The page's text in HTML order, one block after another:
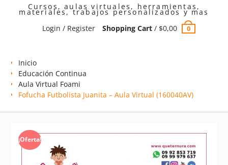
Cursos, aulas virtuales, herramientas,
materiales, trabajos personalizados y mas
Login / Register
Shopping Cart/ $0,00 0
Inicio
Educación Continua
Aula Virtual Foami
Fofucha Futbolista Juanita – Aula Virtual (160040AV)
¡Oferta!